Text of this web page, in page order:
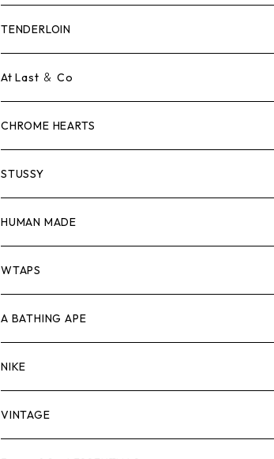
Tシャツ
ロンTEE
スウェット/ニット
シャツ
ジャケット
パンツ
キャップ・ハット
バッグ
シューズ
TENDERLOIN
Tシャツ
ロンTEE
スウェット/ニット
シャツ
ジャケット
パンツ
キャップ・ハット
バッグ
At Last ＆ Co
Tシャツ
ロンTEE
スウェット/ニット
シャツ
ジャケット
パンツ
キャップ・ハット
CHROME HEARTS
Tシャツ
ロンTEE
スウェット/ニット
シャツ
ジャケット
パンツ
STUSSY
Tシャツ
ロンTEE
スウェット/ニット
シャツ
ジャケット
HUMAN MADE
Tシャツ
ロンT
スウェット/ニット
シャツ
WTAPS
Tシャツ
ロンTEE
スウェット/ニット
A BATHING APE
Tシャツ
ロンTEE
NIKE
シューズ
VINTAGE